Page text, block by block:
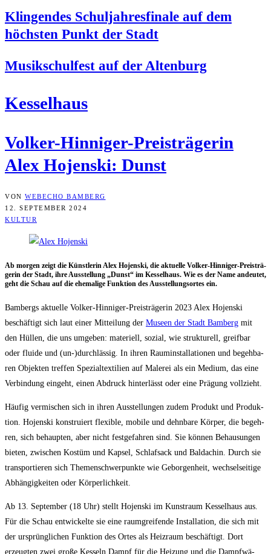
Klin­gen­des Schul­jah­res­fi­na­le auf dem
höchs­ten Punkt der Stadt
Musik­schul­fest auf der Altenburg
Kes­sel­haus
Vol­ker-Hin­ni­ger-Preis­trä­ge­rin
Alex Hojen­ski: Dunst
VON WEBECHO BAMBERG
12. SEPTEMBER 2024
KULTUR
Ab mor­gen zeigt die Künst­le­rin Alex Hojen­ski, die aktu­el­le Vol­ker-Hin­ni­ger-Preis­trä­
ge­rin der Stadt, ihre Aus­stel­lung „Dunst“ im Kes­sel­haus. Wie es der Name andeu­tet,
geht die Schau auf die ehe­ma­li­ge Funk­ti­on des Aus­stel­lungs­or­tes ein.
Bam­bergs aktu­el­le Vol­ker-Hin­ni­ger-Preis­trä­ge­rin 2023 Alex Hojen­ski
beschäf­tigt sich laut einer Mit­tei­lung der Muse­en der Stadt Bam­berg mit
den Hül­len, die uns umge­ben: mate­ri­ell, sozi­al, wie struk­tu­rell, greif­bar
oder flui­de und (un-)durchlässig. In ihren Raum­in­stal­la­tio­nen und begeh­ba­
ren Objek­ten tref­fen Spe­zi­al­tex­ti­li­en auf Male­rei als ein Medi­um, das eine
Ver­bin­dung ein­geht, einen Abdruck hin­ter­lässt oder eine Prä­gung vollzieht.
Häu­fig ver­mi­schen sich in ihren Aus­stel­lun­gen zudem Pro­dukt und Pro­duk­
ti­on. Hojen­ski kon­stru­iert fle­xi­ble, mobi­le und dehn­ba­re Kör­per, die begeh­
ren, sich behaup­ten, aber nicht fest­ge­fah­ren sind. Sie kön­nen Behau­sun­gen
bie­ten, zwi­schen Kos­tüm und Kap­sel, Schlaf­sack und Bal­da­chin. Durch sie
trans­por­tie­ren sich The­men­schwer­punk­te wie Gebor­gen­heit, wech­sel­sei­ti­ge
Abhän­gig­kei­ten oder Körperlichkeit.
Ab 13. Sep­tem­ber (18 Uhr) stellt Hojen­ski im Kunst­raum Kes­sel­haus aus.
Für die Schau ent­wi­ckel­te sie eine raum­grei­fen­de Instal­la­ti­on, die sich mit
der ursprüng­li­chen Funk­ti­on des Ortes als Heiz­raum beschäf­tigt. Dort
erzeug­ten zwei gro­ße Kes­seln Dampf für die Hei­zung und die Dampf­wä­